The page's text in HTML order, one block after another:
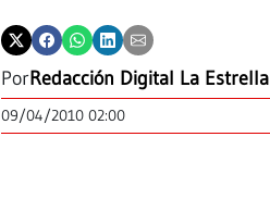
PorRedacción Digital La Estrella
09/04/2010 02:00